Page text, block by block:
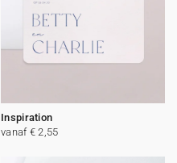
Inspiration
vanaf € 2,55